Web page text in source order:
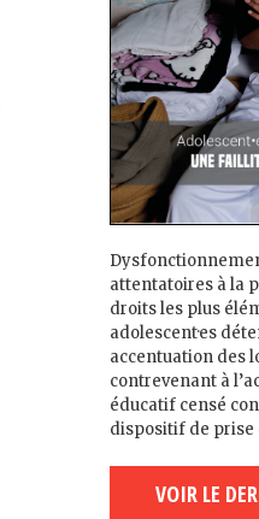
attentatoires à la
droits les plus
adolescent·es
accentuation des
contrevenant à
éducatif censé
dispositif de prise
VOIR LE